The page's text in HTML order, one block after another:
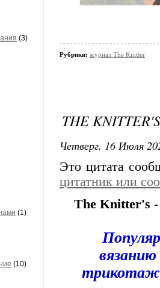
(3)
(1)
(10)
Рубрики: журнал The Knitter
THE
Четверг, 16 Июля
Это цитата
цитатник или
The Knitter's -